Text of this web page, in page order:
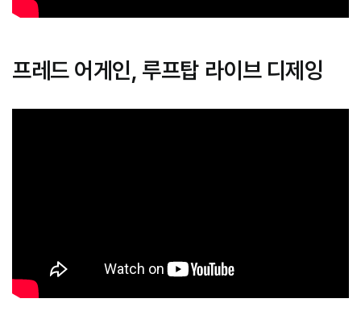
프레드 어게인, 루프탑 라이브 디제잉